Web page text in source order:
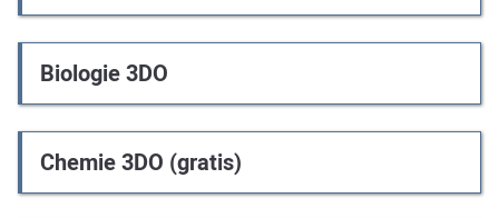
Biologie 3DO
Chemie 3DO (gratis)